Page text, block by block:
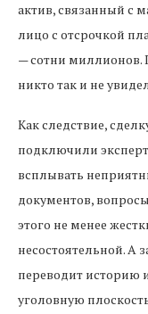
актив, связанный с
лицо с отсрочкой
— сотни миллионов.
никто так и не
Как следствие,
подключили
всплывать
документов,
этого не менее
несостоятельной. А
переводит историю
уголовную